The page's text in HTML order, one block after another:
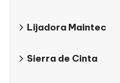
Lijadora Maintec
Sierra de Cinta